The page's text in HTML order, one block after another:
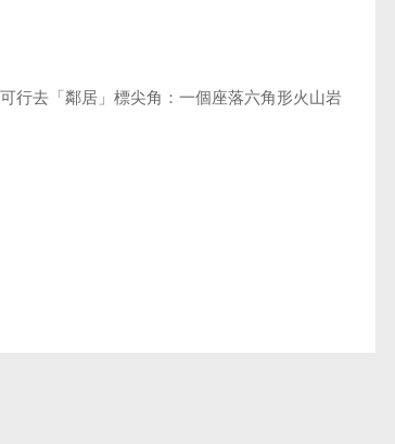
行去「鄰居」標尖角：一個座落六角形火山岩